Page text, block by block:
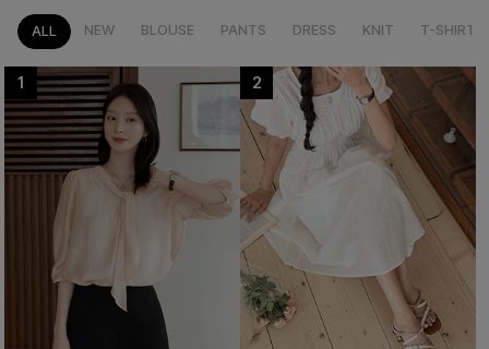
ALL NEW BLOUSE PANTS DRESS KNIT T-SHIRT